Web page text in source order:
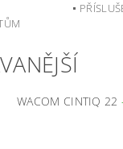
WACOM CINTIQ 22